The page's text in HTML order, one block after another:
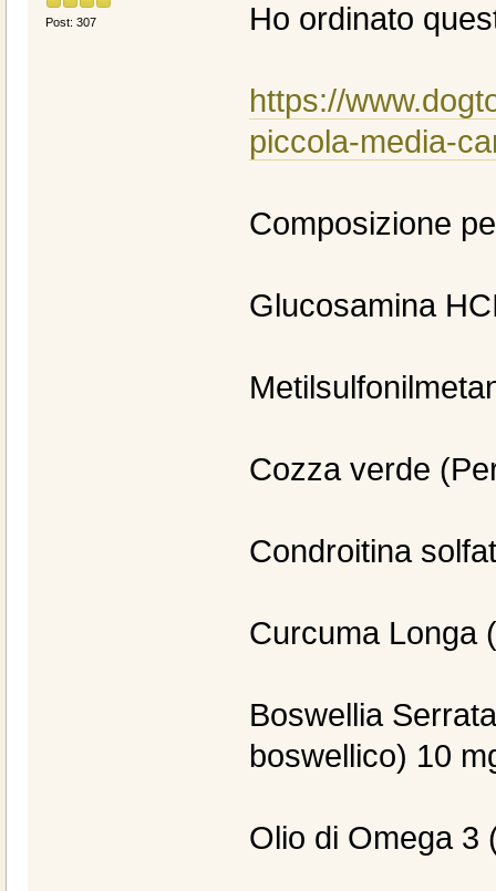
Post: 307 Ho ordinato
https://
piccola-media-
Composizione
Glucosamina
Cozza verde
Condroitina
Curcuma Longa
Boswellia
boswellico) 10
Olio di Omega 3